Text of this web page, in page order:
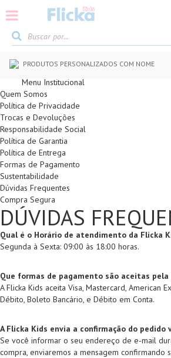
PRODUTOS PERSONALIZADOS COM NOME
Menu Institucional
Quem Somos
Política de Privacidade
Trocas e Devoluções
Responsabilidade Social
Política de Garantia
Política de Entrega
Formas de Pagamento
Sustentabilidade
Dúvidas Frequentes
Compra Segura
DÚVIDAS
Qual é o Horário de atendimento da Flicka
Segunda à Sexta: 09:00 às 18:00 horas.
Que formas de pagamento são aceitas pela
A Flicka Kids aceita Visa, Mastercard, American
Débito, Boleto Bancário, e Débito em Conta.
A Flicka Kids envia a confirmação do pedido
Se você informar o seu endereço de e-mail
compra, enviaremos a mensagem confirmando